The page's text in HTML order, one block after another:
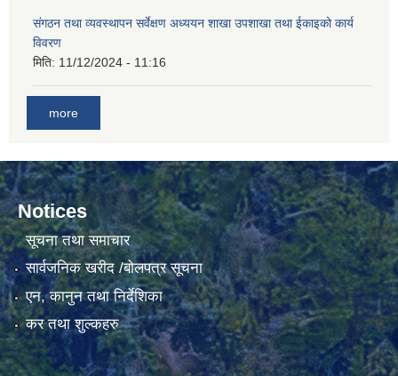
संगठन तथा व्यवस्थापन सर्वेक्षण अध्ययन शाखा उपशाखा तथा ईकाइको कार्य
विवरण
मिति: 11/12/2024 - 11:16
more
Notices
सूचना तथा समाचार
सार्वजनिक खरीद /बोलपत्र सूचना
एन, कानुन तथा निर्देशिका
कर तथा शुल्कहरु